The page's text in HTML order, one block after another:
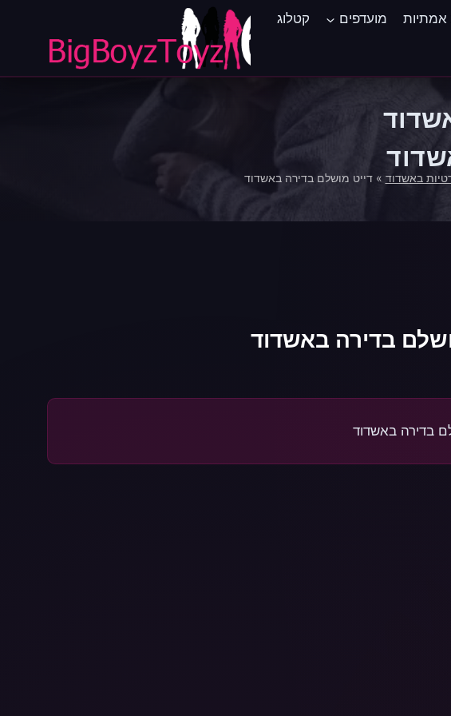
אמתיות מועדפים קטלוג
באשדוד »דייט מושלם בדירה באשדוד
בדירה באשדוד
בדירה באשדוד